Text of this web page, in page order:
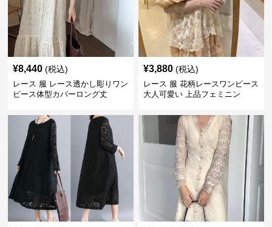
¥8,440 (税込)
レース 服 レース透かし彫りワン
ピース体型カバーロング丈
¥3,880 (税込)
レース 服 花柄レースワンピース
大人可愛い 上品フェミニン